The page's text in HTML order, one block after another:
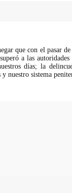
que con el pasar
a las
días; la
nuestro sistema